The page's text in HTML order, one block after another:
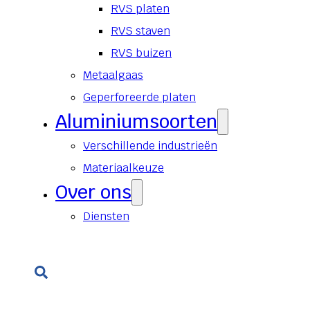
RVS platen
RVS staven
RVS buizen
Metaalgaas
Geperforeerde platen
Aluminiumsoorten
Verschillende industrieën
Materiaalkeuze
Over ons
Diensten